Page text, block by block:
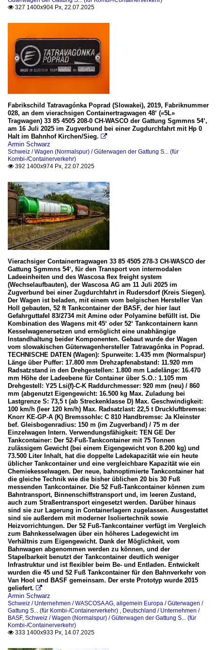
 327 1400x904 Px, 22.07.2025
Fabrikschild Tatravagónka Poprad (Slowakei), 2019, Fabriknummer
028, an dem vierachsigen Containertragwagen 48‘ («5L»
Tragwagen) 33 85 4505 208-0 CH-WASCO der Gattung Sgmmns 54‘,
am 16 Juli 2025 im Zugverbund bei einer Zugdurchfahrt mit Hp 0
Halt im Bahnhof Kirchen/Sieg. 
Armin Schwarz
Schweiz / Wagen (Normalspur) / Güterwagen der Gattung S... (für
Kombi-/Containerverkehr)
 392 1400x974 Px, 22.07.2025
Vierachsiger Containertragwagen 33 85 4505 278-3 CH-WASCO der
Gattung Sgmmns 54‘, für den Transport von intermodalen
Ladeeinheiten und des Wascosa flex freight system
(Wechselaufbauten), der Wascosa AG am 11 Juli 2025 im
Zugverbund bei einer Zugdurchfahrt in Rudersdorf (Kreis Siegen).
Der Wagen ist beladen, mit einem vom belgischen Hersteller Van
Holl gebauten, 52 ft Tankcontainer der BASF, der hier laut
Gefahrguttafel 83/2734 mit Amine oder Polyamine befüllt ist. Die
Kombination des Wagens mit 45‘ oder 52‘ Tankcontainern kann
Kesselwagenersetzen und ermöglicht eine unabhängige
Instandhaltung beider Komponenten. Gebaut wurde der Wagen
vom slowakischen Güterwagenhersteller Tatravagónka in Poprad.
TECHNISCHE DATEN (Wagen): Spurweite: 1.435 mm (Normalspur)
Länge über Puffer: 17.800 mm Drehzapfenabstand: 11.920 mm
Radsatzstand in den Drehgestellen: 1.800 mm Ladelänge: 16.470
mm Höhe der Ladeebene für Container über S.O.: 1.105 mm
Drehgestell: Y25 Lsi(f)-C-K Raddurchmesser: 920 mm (neu) / 860
mm (abgenutzt Eigengewicht: 16.500 kg Max. Zuladung bei
Lastgrenze S: 73,5 t (ab Streckenklasse D) Max. Geschwindigkeit:
100 km/h (leer 120 km/h) Max. Radsatzlast: 22,5 t Druckluftbremse:
Knorr KE-GP-A (K) Bremssohle: C 810 Handbremse: Ja Kleinster
bef. Gleisbogenradius: 150 m (im Zugverband) / 75 m der
Einzelwagen Intern. Verwendungsfähigkeit: TEN GE Der
Tankcontainer: Der 52-Fuß-Tankcontainer mit 75 Tonnen
zulässigem Gewicht (bei einem Eigengewicht von 8.200 kg) und
73.500 Liter Inhalt, hat die doppelte Ladekapazität wie ein heute
üblicher Tankcontainer und eine vergleichbare Kapazität wie ein
Chemiekesselwagen. Der neue, bahnoptimierte Tankcontainer hat
die gleiche Technik wie die bisher üblichen 20 bis 30 Fuß
messenden Tankcontainer. Die 52 Fuß-Tankcontainer können zum
Bahntransport, Binnenschiffstransport und, im leeren Zustand,
auch zum Straßentransport eingesetzt werden. Darüber hinaus
sind sie zur Lagerung in Containerlagern zugelassen. Ausgestattet
sind sie außerdem mit moderner Isoliertechnik sowie
Heizvorrichtungen. Der 52 Fuß-Tankcontainer verfügt im Vergleich
zum Bahnkesselwagen über ein höheres Ladegewicht im
Verhältnis zum Eigengewicht. Dank der Möglichkeit, vom
Bahnwagen abgenommen werden zu können, und der
Stapelbarkeit benutzt der Tankcontainer deutlich weniger
Infrastruktur und ist flexibler beim Be- und Entladen. Entwickelt
wurden die 45 und 52 Fuß Tankcontainer für den Bahnverkehr von
Van Hool und BASF gemeinsam. Der erste Prototyp wurde 2015
geliefert. 
Armin Schwarz
Schweiz / Unternehmen / WASCOSA AG, allgemein Europa / Güterwagen /
Gattung S... (für Kombi-/Containerverkehr) , Deutschland / Unternehmen /
BASF, Schweiz / Wagen (Normalspur) / Güterwagen der Gattung S... (für
Kombi-/Containerverkehr)
 333 1400x933 Px, 14.07.2025